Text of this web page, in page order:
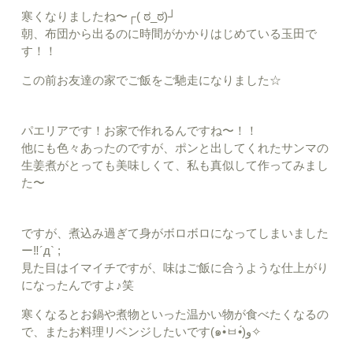
寒くなりましたね〜┌( ಠ_ಠ)┘
朝、布団から出るのに時間がかかりはじめている玉田で
す！！
この前お友達の家でご飯をご馳走になりました☆
パエリアです！お家で作れるんですね〜！！
他にも色々あったのですが、ポンと出してくれたサンマの
生姜煮がとっても美味しくて、私も真似して作ってみまし
た〜
ですが、煮込み過ぎて身がボロボロになってしまいました
ー‼︎´д` ;
見た目はイマイチですが、味はご飯に合うような仕上がり
になったんですよ♪笑
寒くなるとお鍋や煮物といった温かい物が食べたくなるの
で、またお料理リベンジしたいです(๑•̀ㅂ•́)و✧